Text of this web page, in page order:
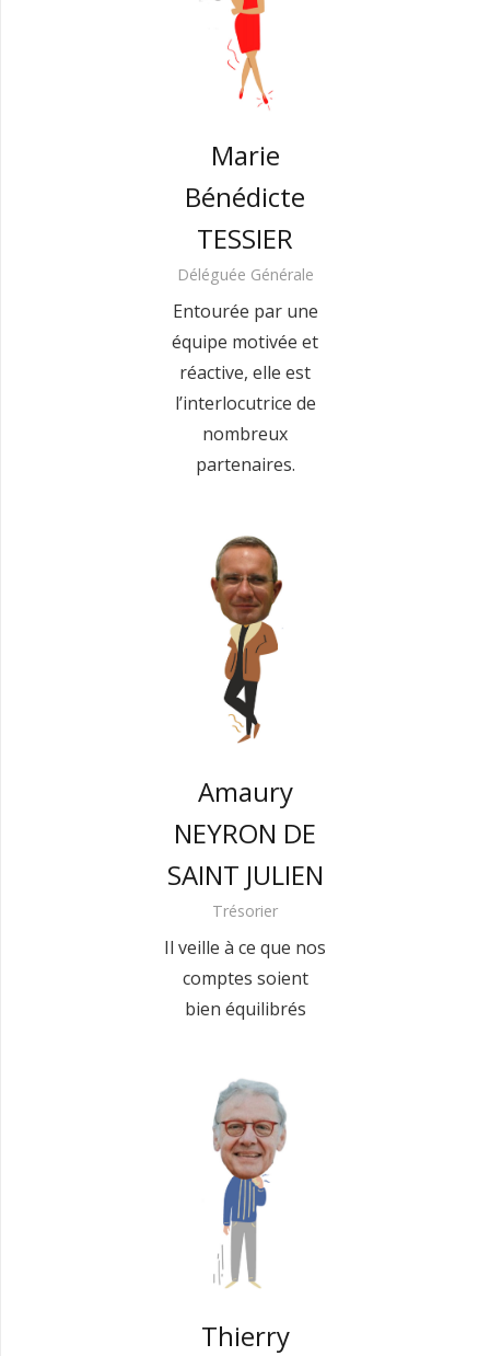
Marie
Bénédicte
TESSIER
Déléguée Générale
Entourée par une
équipe motivée et
réactive, elle est
l’interlocutrice de
nombreux
partenaires.
Amaury
NEYRON DE
SAINT JULIEN
Trésorier
Il veille à ce que nos
comptes soient
bien équilibrés
Thierry